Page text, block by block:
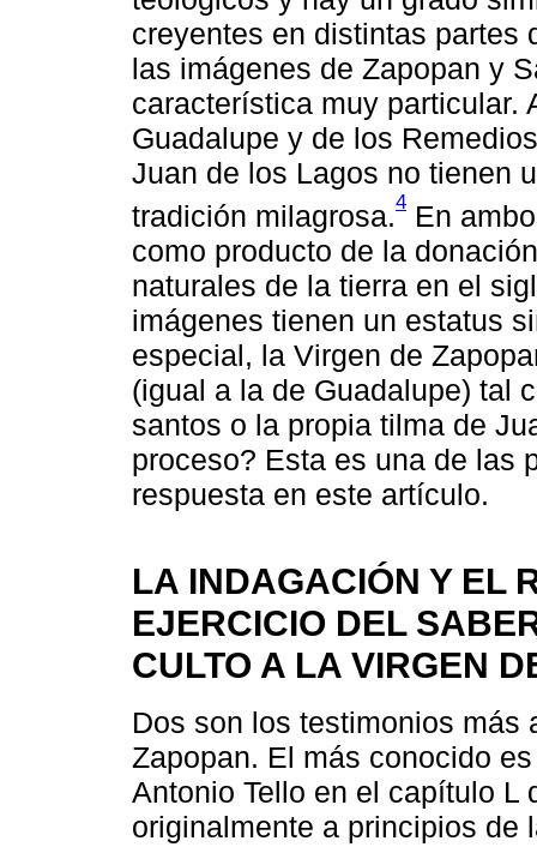
creyentes en distintas partes
las imágenes de Zapopan y
característica muy particular.
Guadalupe y de los
Juan de los Lagos no tienen
tradición milagrosa.4 En
como producto de la
naturales de la tierra en el
imágenes tienen un estatus
especial, la Virgen de
(igual a la de Guadalupe) tal
santos o la propia tilma de
proceso? Esta es una de las
respuesta en este artículo.
LA INDAGACIÓN Y EL
EJERCICIO DEL
CULTO A LA VIRGEN
Dos son los testimonios más
Zapopan. El más conocido
Antonio Tello en el capítulo L
originalmente a principios de